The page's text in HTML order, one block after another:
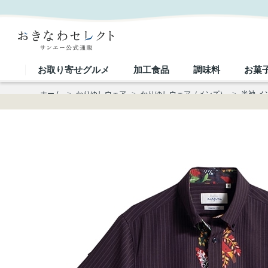
お取り寄せグルメ 加工食品 調味料 お菓
ホーム > かりゆしウェア > かりゆしウェア（メンズ） > 半袖 メ